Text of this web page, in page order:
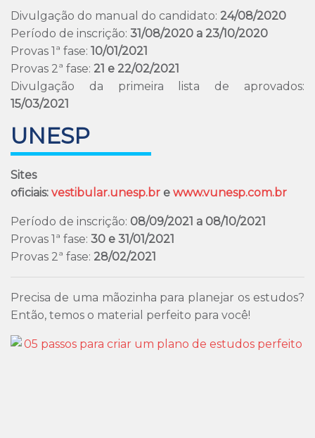
Divulgação do manual do candidato: 24/08/2020
Período de inscrição: 31/08/2020 a 23/10/2020
Provas 1ª fase: 10/01/2021
Provas 2ª fase: 21 e 22/02/2021
Divulgação da primeira lista de aprovados:
15/03/2021
UNESP
Sites
oficiais: vestibular.unesp.br e www.vunesp.com.br
Período de inscrição: 08/09/2021 a 08/10/2021
Provas 1ª fase: 30 e 31/01/2021
Provas 2ª fase: 28/02/2021
Precisa de uma mãozinha para planejar os estudos?
Então, temos o material perfeito para você!